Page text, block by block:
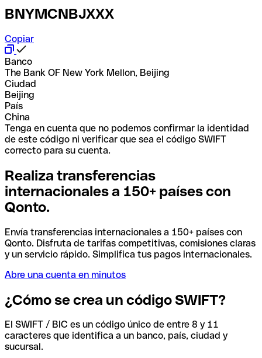
BNYMCNBJXXX
Copiar
Banco
The Bank OF New York Mellon, Beijing
Ciudad
Beijing
País
China
Tenga en cuenta que no podemos confirmar la identidad
de este código ni verificar que sea el código SWIFT
correcto para su cuenta.
Realiza transferencias
internacionales a 150+ países con
Qonto.
Envía transferencias internacionales a 150+ países con
Qonto. Disfruta de tarifas competitivas, comisiones claras
y un servicio rápido. Simplifica tus pagos internacionales.
Abre una cuenta en minutos
¿Cómo se crea un código SWIFT?
El SWIFT / BIC es un código único de entre 8 y 11
caracteres que identifica a un banco, país, ciudad y
sucursal.